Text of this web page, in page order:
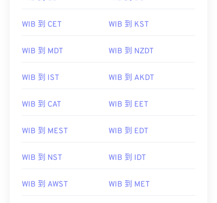
WIB 到 CET WIB 到 KST
WIB 到 MDT WIB 到 NZDT
WIB 到 IST WIB 到 AKDT
WIB 到 CAT WIB 到 EET
WIB 到 MEST WIB 到 EDT
WIB 到 NST WIB 到 IDT
WIB 到 AWST WIB 到 MET